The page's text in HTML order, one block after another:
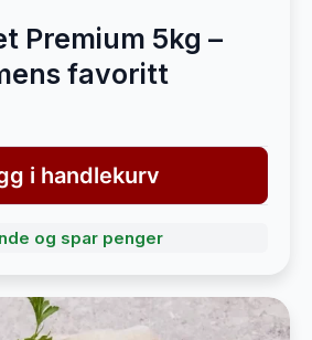
Premium 5kg –
favoritt
i handlekurv
og spar penger